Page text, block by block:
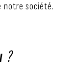
notre société.
?